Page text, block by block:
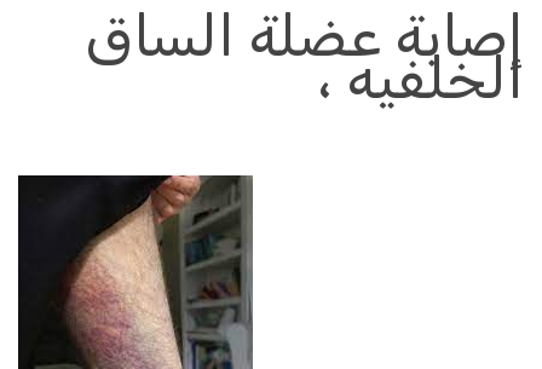
إصابة عضلةالساق
الخلفيه،